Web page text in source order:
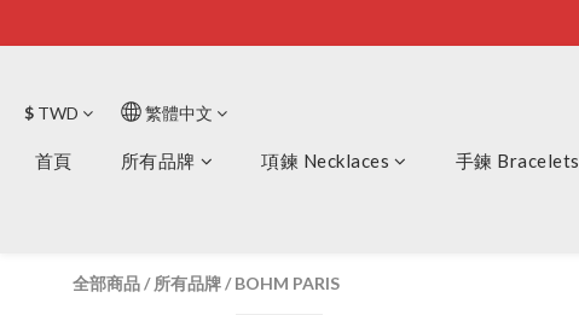
$ TWD 繁體中文
首頁 所有品牌 項鍊 Necklaces 手鍊 Bracelets
全部商品/所有品牌/BOHM PARIS